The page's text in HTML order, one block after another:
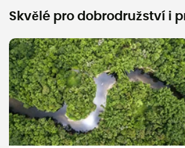
Skvělé pro dobrodružství i